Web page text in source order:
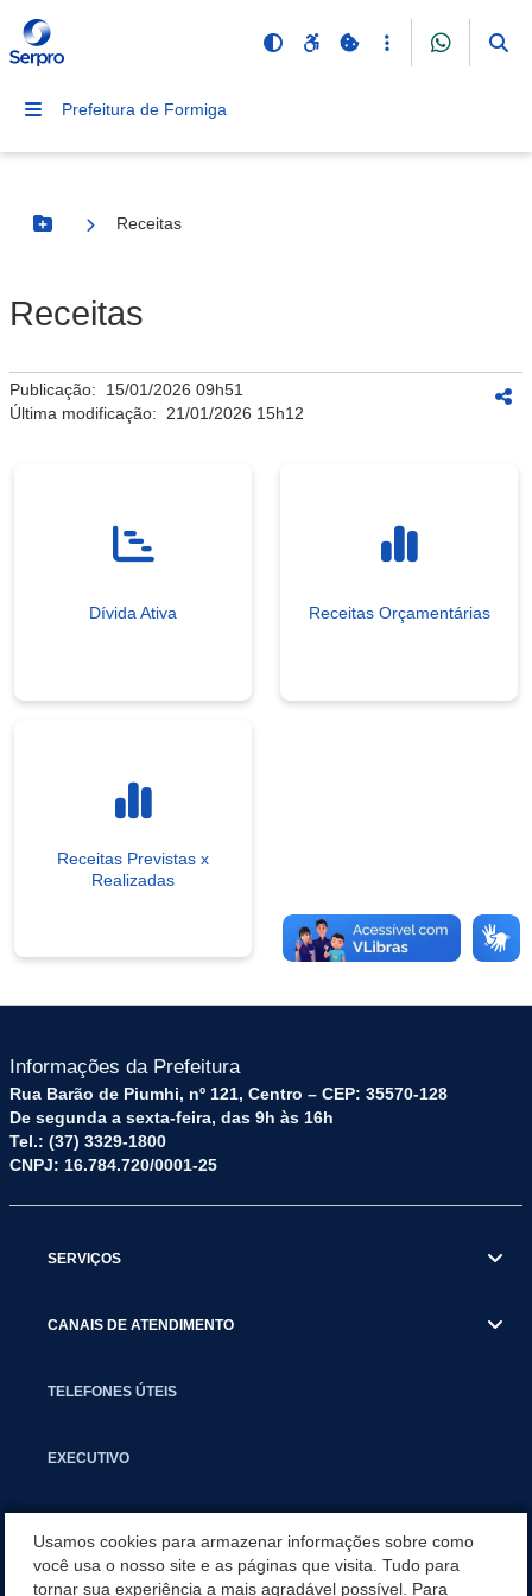
Prefeitura de Formiga
Botão Menu
Receitas
Receitas
Publicação: 15/01/2026 09h51
Última modificação: 21/01/2026 15h12
Dívida Ativa Receitas Orçamentárias
Receitas Previstas x
Realizadas
Informações da Prefeitura
Rua Barão de Piumhi, nº 121, Centro – CEP: 35570-128
De segunda a sexta-feira, das 9h às 16h
Tel.: (37) 3329-1800
CNPJ: 16.784.720/0001-25
SERVIÇOS
CANAIS DE ATENDIMENTO
TELEFONES ÚTEIS
EXECUTIVO
APLICATIVO
Usamos cookies para armazenar informações sobre como
você usa o nosso site e as páginas que visita. Tudo para
tornar sua experiência a mais agradável possível. Para